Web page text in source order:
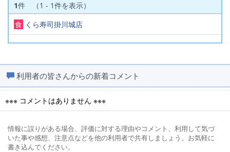
1件 （1 - 1件を表示）
食 くら寿司掛川城店
利用者の皆さんからの新着コメント
※※※ コメントはありません ※※※
情報に誤りがある場合、評価に対する理由やコメント、利用して気づ
いた事や感想、注意点などを他の利用者で共有しましょう。お気軽に
書き込んでください。